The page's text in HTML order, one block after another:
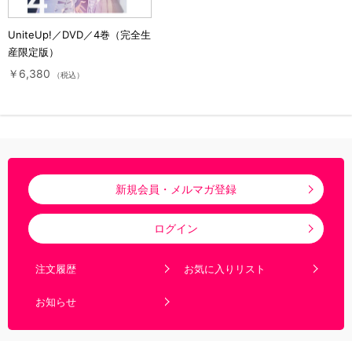
UniteUp!／DVD／4巻（完全生
産限定版）
￥6,380 （税込）
新規会員・メルマガ登録
ログイン
注文履歴 お気に入りリスト
お知らせ